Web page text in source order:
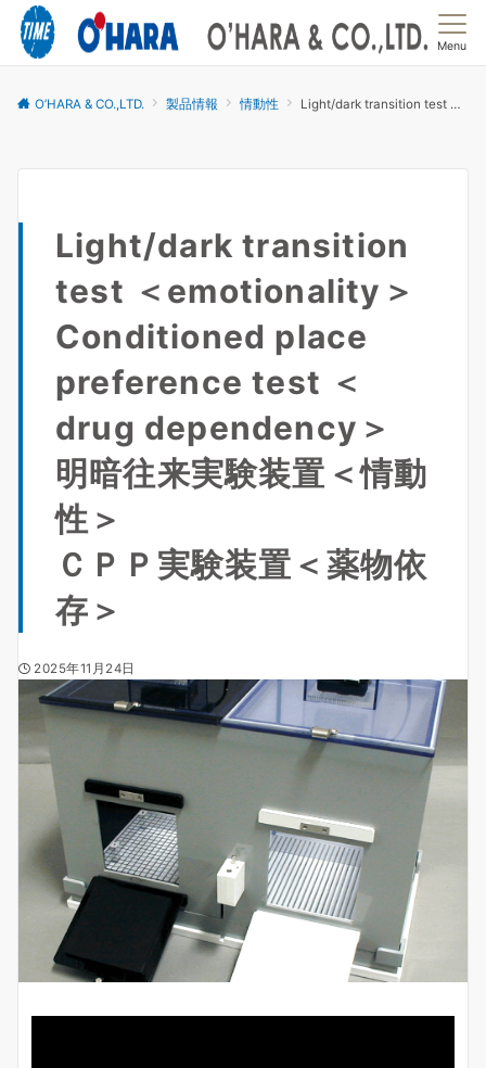
Menu
O’HARA & CO.,LTD. 製品情報 情動性 Light/dark transition test ＜emotionality＞Conditioned place preference test ＜drug dependency＞明暗往来実験装置＜情動性＞ ＣＰＰ実験装置＜薬物依存＞
Light/dark transition
test ＜emotionality＞
Conditioned place
preference test ＜
drug dependency＞
明暗往来実験装置＜情動
性＞
ＣＰＰ実験装置＜薬物依
存＞
2025年11月24日